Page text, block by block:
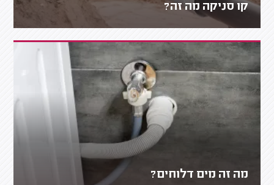
קו סניקה מה זה?
מה זה מים דלוחים?